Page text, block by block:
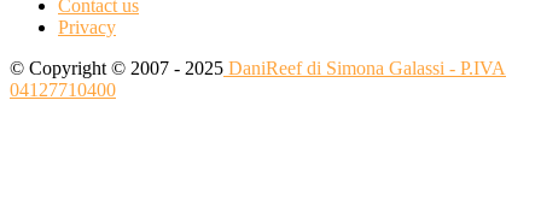
Contact us
Privacy
© Copyright © 2007 - 2025 DaniReef di Simona Galassi - P.IVA
04127710400